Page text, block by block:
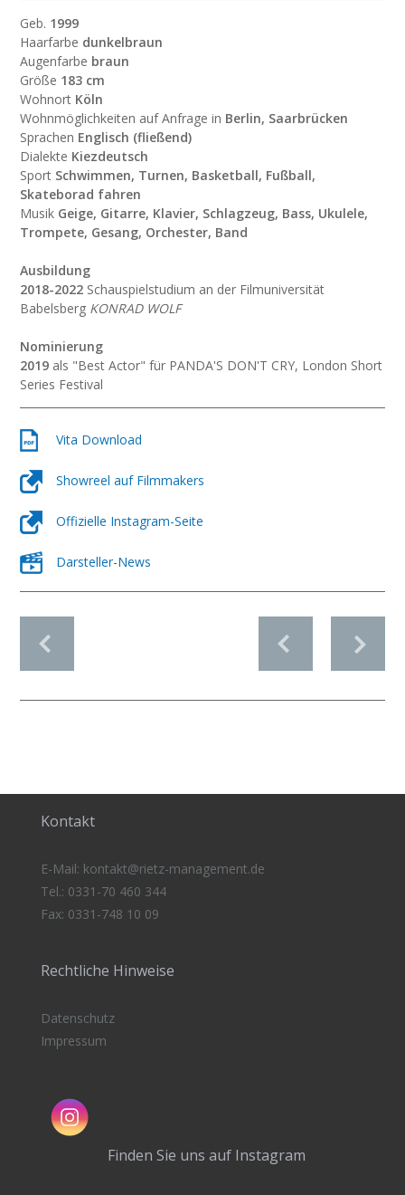
Geb. 1999
Haarfarbe dunkelbraun
Augenfarbe braun
Größe 183 cm
Wohnort Köln
Wohnmöglichkeiten auf Anfrage in Berlin, Saarbrücken
Sprachen Englisch (fließend)
Dialekte Kiezdeutsch
Sport Schwimmen, Turnen, Basketball, Fußball,
Skateborad fahren
Musik Geige, Gitarre, Klavier, Schlagzeug, Bass, Ukulele,
Trompete, Gesang, Orchester, Band
Ausbildung
2018-2022 Schauspielstudium an der Filmuniversität
Babelsberg KONRAD WOLF
Nominierung
2019 als "Best Actor" für PANDA'S DON'T CRY, London Short
Series Festival
Vita Download
Showreel auf Filmmakers
Offizielle Instagram-Seite
Darsteller-News
nächstes Profil
vorheriges Profil
Kontakt
E-Mail: kontakt@rietz-management.de
Tel.: 0331-70 460 344
Fax: 0331-748 10 09
Rechtliche Hinweise
Datenschutz
Impressum
Finden Sie uns auf Instagram